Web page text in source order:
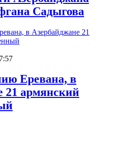
Садыгова
Еревана, в
21 армянский